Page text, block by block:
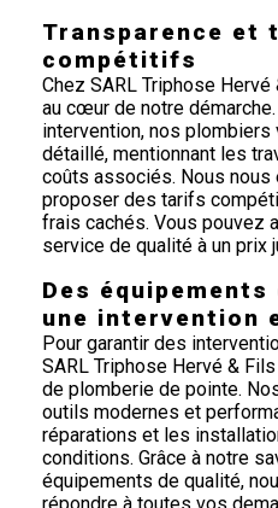
Transparence et
compétitifs
Chez SARL Triphose
au cœur de notre
intervention, nos
détaillé, mentionnant les
coûts associés. Nous nous
proposer des tarifs
frais cachés. Vous pouvez
service de qualité à un prix
Des
une intervention
Pour garantir des
SARL Triphose Hervé &
de plomberie de pointe.
outils modernes et
réparations et les
conditions. Grâce à notre
équipements de qualité,